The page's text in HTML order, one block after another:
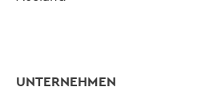
UNTERNEHMEN